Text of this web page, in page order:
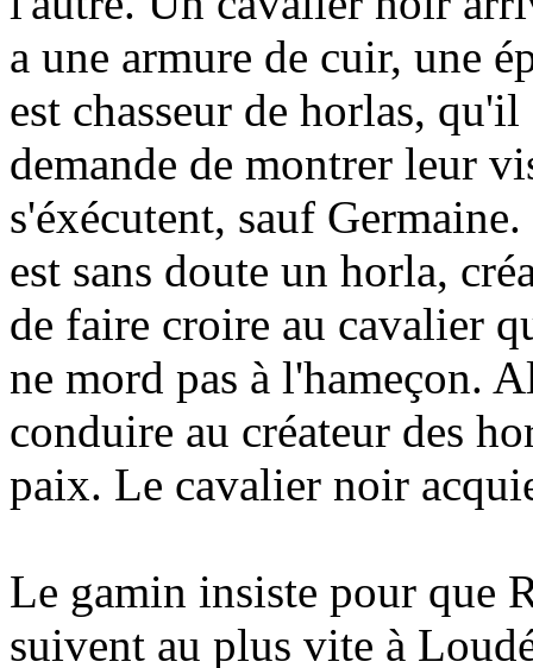
a une armure de cuir, une
est chasseur de horlas,
demande de montrer leur
s'éxécutent, sauf
est sans doute un horla,
de faire croire au cavalier
ne mord pas à l'hameçon.
conduire au créateur des
paix. Le cavalier noir
Le gamin insiste pour que
suivent au plus vite à